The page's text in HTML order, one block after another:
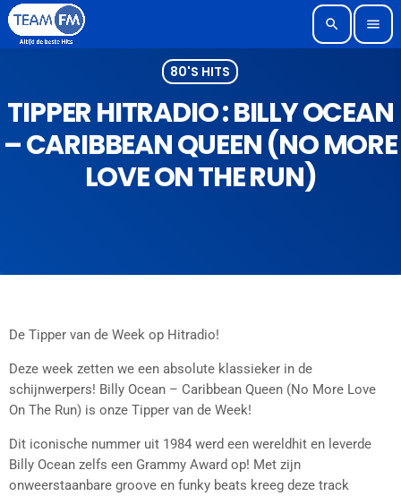
search menu
80'S HITS
TIPPER HITRADIO : BILLY OCEAN
– CARIBBEAN QUEEN (NO MORE
LOVE ON THE RUN)
De Tipper van de Week op Hitradio!
Deze week zetten we een absolute klassieker in de
schijnwerpers! Billy Ocean – Caribbean Queen (No More Love
On The Run) is onze Tipper van de Week!
Dit iconische nummer uit 1984 werd een wereldhit en leverde
Billy Ocean zelfs een Grammy Award op! Met zijn
onweerstaanbare groove en funky beats kreeg deze track